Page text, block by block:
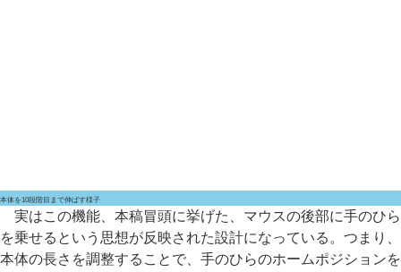
本体を10段階目まで伸ばす様子
実はこの機能、本稿冒頭に挙げた、マウスの後部に手のひら
を乗せるという思想が反映された設計になっている。つまり、
本体の長さを調整することで、手のひらのホームポジションを